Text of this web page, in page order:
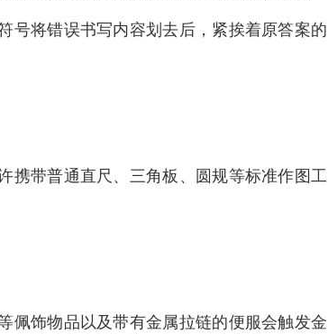
号将错误书写内容划去后，紧挨着原答案的
携带普通直尺、三角板、圆规等标准作图工
佩饰物品以及带有金属拉链的便服会触发金